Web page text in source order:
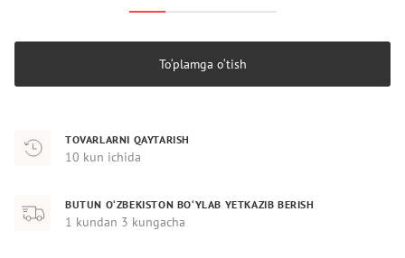
To‘plamga o‘tish
TOVARLARNI QAYTARISH
10 kun ichida
BUTUN O‘ZBEKISTON BO‘YLAB YETKAZIB BERISH
1 kundan 3 kungacha